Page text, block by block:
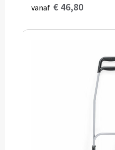
vanaf € 46,80